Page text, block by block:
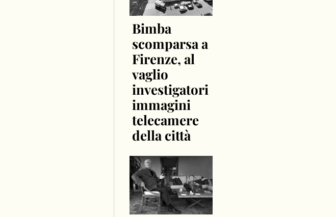
Bimba
scomparsa a
Firenze, al
vaglio
investigatori
immagini
telecamere
della città